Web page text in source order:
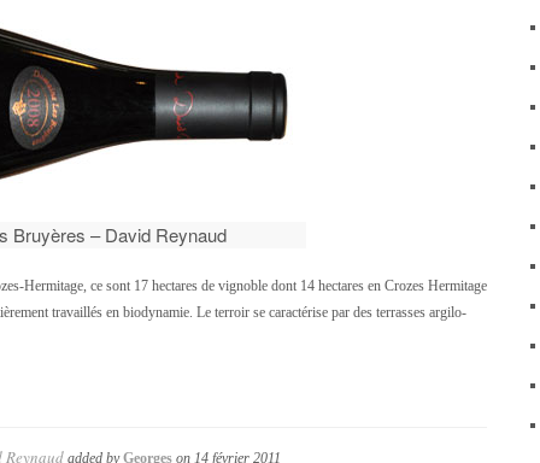
Bruyères – David Reynaud
Hermitage, ce sont 17 hectares de vignoble dont 14 hectares en Crozes Hermitage
travaillés en biodynamie. Le terroir se caractérise par des terrasses argilo-
Reynaud added byGeorges on 14 février 2011